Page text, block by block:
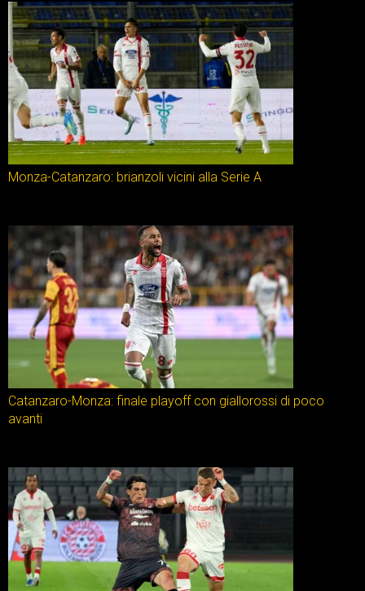
Monza-Catanzaro: brianzoli vicini alla Serie A
Catanzaro-Monza: finale playoff con giallorossi di poco
avanti